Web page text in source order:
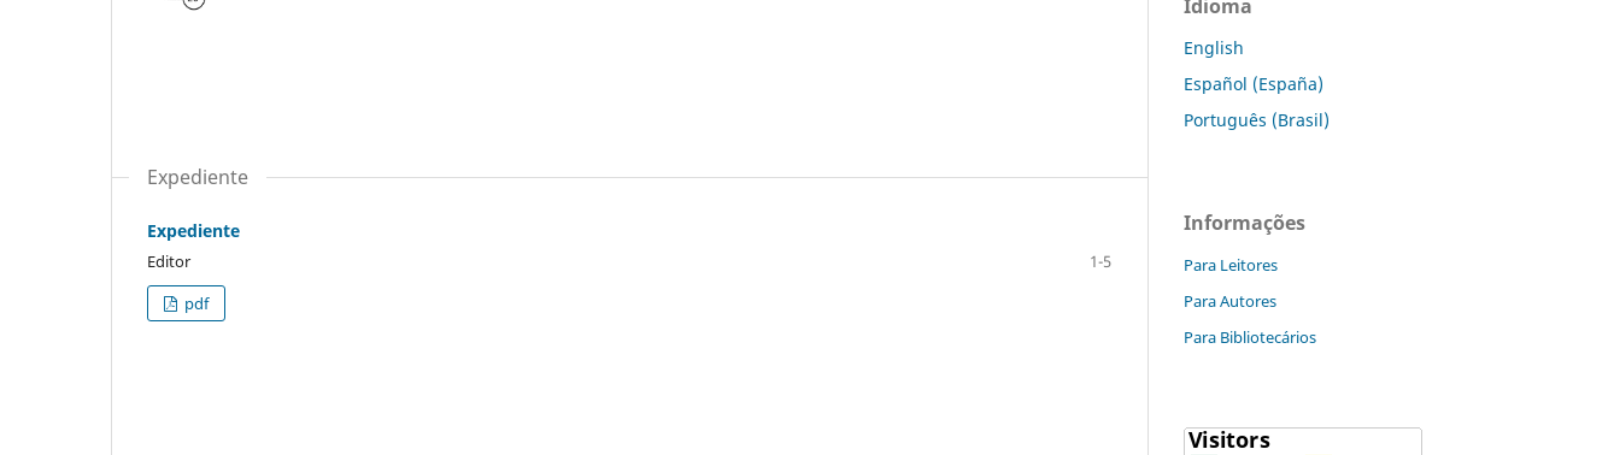
Expediente
Expediente
Editor
1-5
pdf
Idioma
English
Español (España)
Português (Brasil)
Informações
Para Leitores
Para Autores
Para Bibliotecários